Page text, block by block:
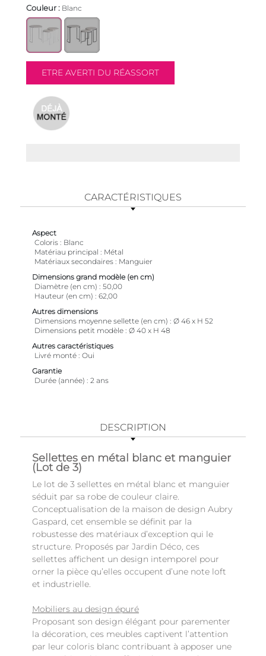
Couleur : Blanc
CARACTÉRISTIQUES
Aspect
Coloris
Blanc
Matériau principal
Métal
Matériaux secondaires
Manguier
Dimensions grand modèle (en cm)
Diamètre (en cm)
50,00
Hauteur (en cm)
62,00
Autres dimensions
Dimensions moyenne sellette (en cm)
Ø 46 x H 52
Dimensions petit modèle Ø 40 x H 48
Autres caractéristiques
Livré monté Oui
Garantie
Durée (année)
2 ans
DESCRIPTION
Sellettes en métal blanc et manguier
(Lot de 3)
Le lot de 3 sellettes en métal blanc et manguier
séduit par sa robe de couleur claire.
Conceptualisation de la maison de design Aubry
Gaspard, cet ensemble se définit par la
robustesse des matériaux d’exception qui le
structure. Proposés par Jardin Déco, ces
sellettes affichent un design intemporel pour
orner la pièce qu’elles occupent d’une note loft
et industrielle.
Mobiliers au design épuré
Proposant son design élégant pour parementer
la décoration, ces meubles captivent l’attention
par leur coloris blanc contribuant à apposer une